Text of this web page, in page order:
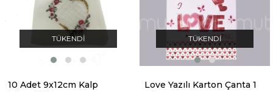
TÜKENDI
10 Adet 9x12cm Kalp
TÜKENDI
Love Yazılı Karton Çanta 1